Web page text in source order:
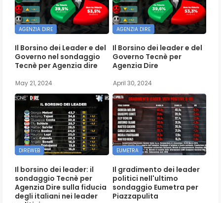
AGENZIA DIRE
Il Borsino dei Leader e del
Governo nel sondaggio
Tecnè per Agenzia dire
May 21, 2024
AGENZIA DIRE
Il Borsino dei leader e del
Governo Tecnè per
Agenzia Dire
April 30, 2024
DIREWEB
Il borsino dei leader: il
sondaggio Tecnè per
Agenzia Dire sulla fiducia
degli italiani nei leader
EUMETRA
Il gradimento dei leader
politici nell'ultimo
sondaggio Eumetra per
Piazzapulita